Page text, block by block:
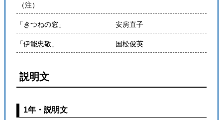
（注）
「きつねの窓」 安房直子
「伊能忠敬」 国松俊英
説明文
1年・説明文